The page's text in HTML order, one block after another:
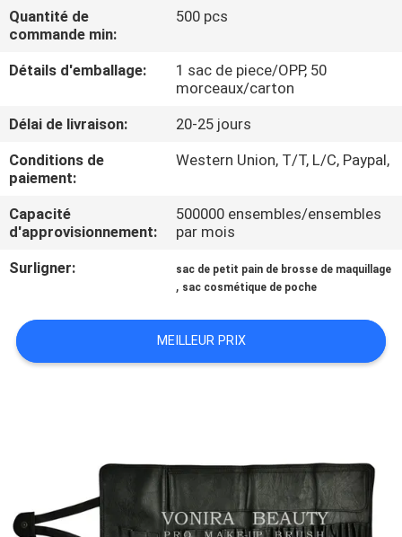
DE
QUALITÉ
PLAN
DU
SITE
PRIVACY
POLICY
Quantité de
commande min:
500 pcs
Détails d'emballage:
1 sac de piece/OPP, 50
morceaux/carton
Délai de livraison:
20-25 jours
Conditions de
paiement:
Western Union, T/T, L/C, Paypal,
Capacité
d'approvisionnement:
500000 ensembles/ensembles
par mois
Surligner:
sac de petit pain de brosse de maquillage
, sac cosmétique de poche
MEILLEUR PRIX